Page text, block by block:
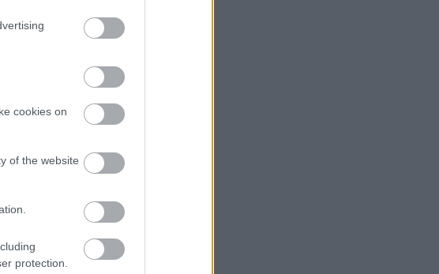
cookies on
of the website
protection.